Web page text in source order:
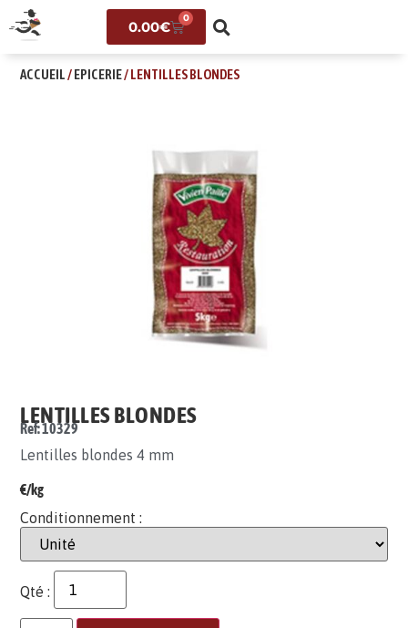
0.00€
0
ACCUEIL/EPICERIE/ LENTILLES BLONDES
LENTILLES BLONDES
Ref: 10329
Lentilles blondes 4 mm
€/kg
Conditionnement :
Qté :